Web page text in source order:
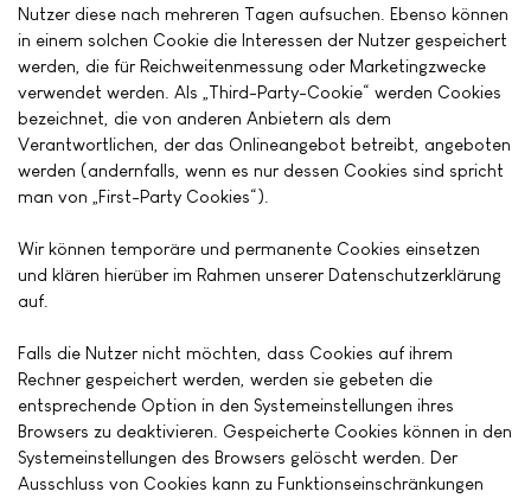
Nutzer diese nach mehreren Tagen aufsuchen. Ebenso können
in einem solchen Cookie die Interessen der Nutzer gespeichert
werden, die für Reichweitenmessung oder Marketingzwecke
verwendet werden. Als „Third-Party-Cookie“ werden Cookies
bezeichnet, die von anderen Anbietern als dem
Verantwortlichen, der das Onlineangebot betreibt, angeboten
werden (andernfalls, wenn es nur dessen Cookies sind spricht
man von „First-Party Cookies“).
Wir können temporäre und permanente Cookies einsetzen
und klären hierüber im Rahmen unserer Datenschutzerklärung
auf.
Falls die Nutzer nicht möchten, dass Cookies auf ihrem
Rechner gespeichert werden, werden sie gebeten die
entsprechende Option in den Systemeinstellungen ihres
Browsers zu deaktivieren. Gespeicherte Cookies können in den
Systemeinstellungen des Browsers gelöscht werden. Der
Ausschluss von Cookies kann zu Funktionseinschränkungen